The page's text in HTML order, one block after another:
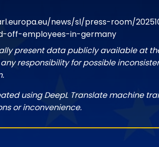
news/sl/press-room/
off-employees-in-germany
present data publicly available at
responsibility for possible
using DeepL Translate machine
or inconvenience.